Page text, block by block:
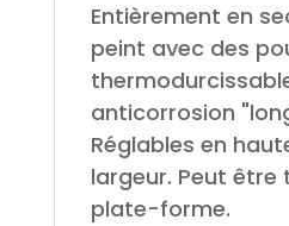
Entièrement en
peint avec des
anticorrosion
Réglables en
largeur. Peut être
plate-forme.